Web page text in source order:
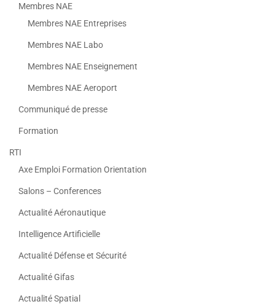
Membres NAE
Membres NAE Entreprises
Membres NAE Labo
Membres NAE Enseignement
Membres NAE Aeroport
Communiqué de presse
Formation
RTI
Axe Emploi Formation Orientation
Salons – Conferences
Actualité Aéronautique
Intelligence Artificielle
Actualité Défense et Sécurité
Actualité Gifas
Actualité Spatial